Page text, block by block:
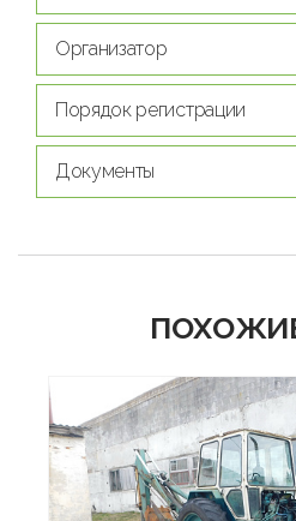
Организатор
Порядок регистрации
Документы